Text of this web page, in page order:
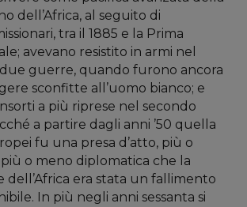
dell’Africa, al seguito di
tra il 1885 e la Prima
avevano resistito in armi nel
guerre, quando furono ancora
sconfitte all’uomo bianco; e
a più riprese nel secondo
a partire dagli anni ’50 quella
fu una presa d’atto, più o
o meno diplomatica che la
dell’Africa era stata un fallimento
In più negli anni sessanta si